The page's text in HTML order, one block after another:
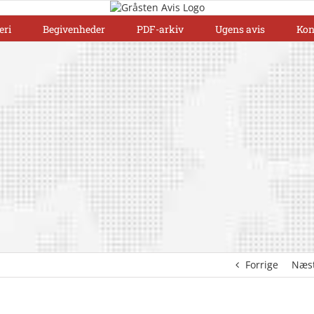
Begivenheder PDF-arkiv Ugens avis
Forrige